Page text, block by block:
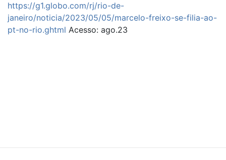
https://g1.globo.com/rj/rio-de-
janeiro/noticia/2023/05/05/marcelo-freixo-se-filia-ao-
pt-no-rio.ghtml Acesso: ago.23